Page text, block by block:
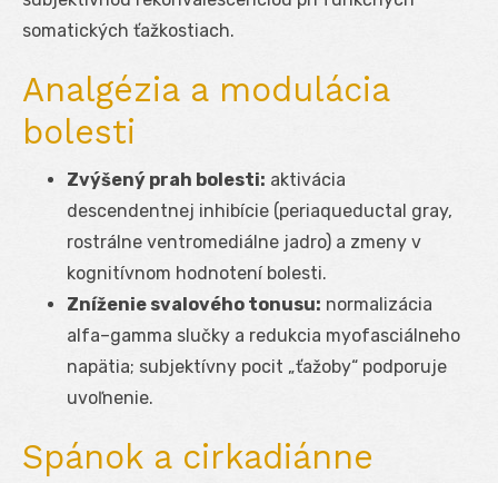
somatických ťažkostiach.
Analgézia a modulácia
bolesti
Zvýšený prah bolesti: aktivácia
descendentnej inhibície (periaqueductal gray,
rostrálne ventromediálne jadro) a zmeny v
kognitívnom hodnotení bolesti.
Zníženie svalového tonusu: normalizácia
alfa–gamma slučky a redukcia myofasciálneho
napätia; subjektívny pocit „ťažoby“ podporuje
uvoľnenie.
Spánok a cirkadiánne